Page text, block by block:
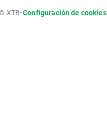
XTB•Configuración de cookies